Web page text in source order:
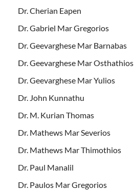
Dr. Cherian Eapen
Dr. Gabriel Mar Gregorios
Dr. Geevarghese Mar Barnabas
Dr. Geevarghese Mar Osthathios
Dr. Geevarghese Mar Yulios
Dr. John Kunnathu
Dr. M. Kurian Thomas
Dr. Mathews Mar Severios
Dr. Mathews Mar Thimothios
Dr. Paul Manalil
Dr. Paulos Mar Gregorios